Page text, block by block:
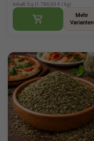
Inhalt: 5 g (1.780,00 € / kg)
Mehr
Varianten